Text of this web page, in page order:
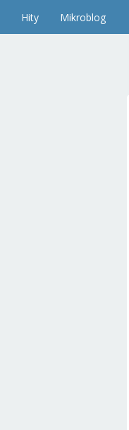
Hity Mikroblog